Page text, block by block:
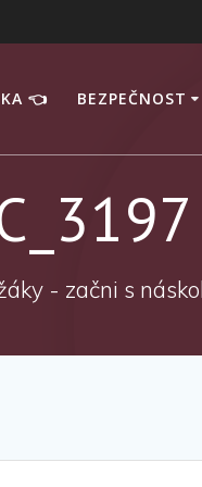
👈 BEZPEČNOST
- začni s